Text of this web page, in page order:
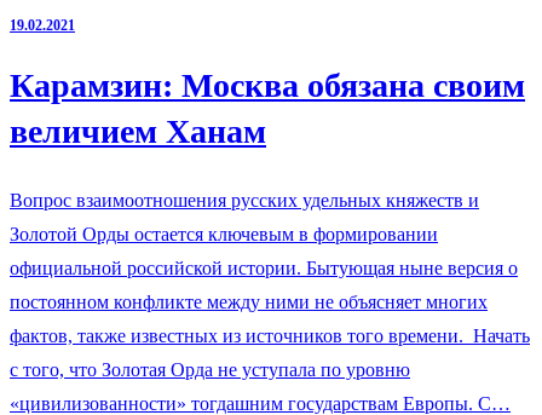
19.02.2021
Карамзин: Москва обязана своим
величием Ханам
Вопрос взаимоотношения русских удельных княжеств и
Золотой Орды остается ключевым в формировании
официальной российской истории. Бытующая ныне версия о
постоянном конфликте между ними не объясняет многих
фактов, также известных из источников того времени. Начать
с того, что Золотая Орда не уступала по уровню
«цивилизованности» тогдашним государствам Европы. С…